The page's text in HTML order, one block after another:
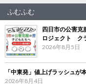
ふむふむ
四日市の公害克
ロジェクト ク
2026年8月5日
「中東発」値上げラッシュ
2026年8月4日